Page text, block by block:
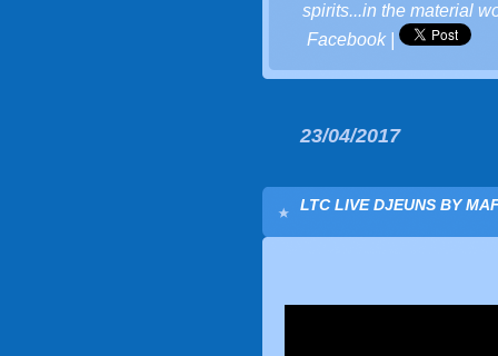
spirits...in the material
Facebook|
23/04/2017
LTC LIVE DJEUNS BY